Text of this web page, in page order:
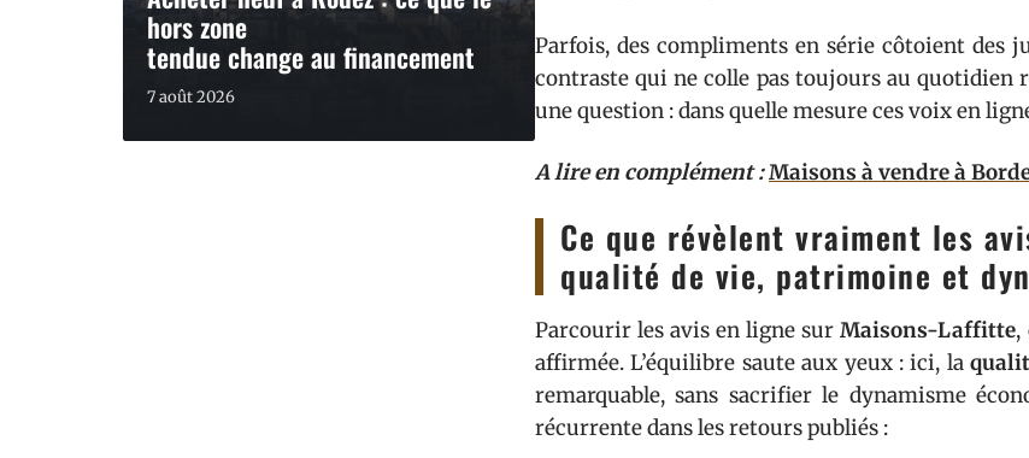
hors zone
tendue change au financement
7 août 2026
Parfois, des compliments en série côtoient des
contraste qui ne colle pas toujours au quotidien
une question : dans quelle mesure ces voix en
A lire en complément :Maisons à vendre à
Ce que révèlent vraiment les
qualité de vie, patrimoine et
Parcourir les avis en ligne surMaisons-Laffitte,
affirmée. L’équilibre saute aux yeux : ici, la
remarquable, sans sacrifier le dynamisme
récurrente dans les retours publiés :